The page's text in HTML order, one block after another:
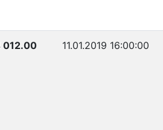
012.00 11.01.2019 16:00:00